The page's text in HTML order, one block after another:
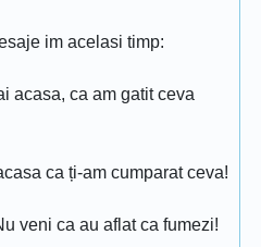
im acelasi timp:
acasa, ca am gatit ceva
ca ți-am cumparat ceva!
veni ca au aflat ca fumezi!